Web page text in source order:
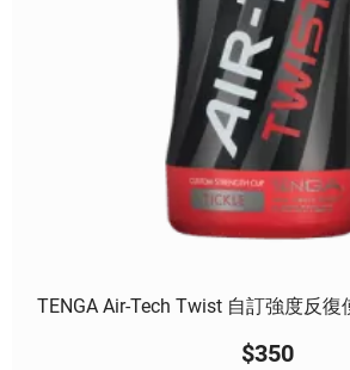
TENGA Air-Tech Twist 自訂強度反
$350